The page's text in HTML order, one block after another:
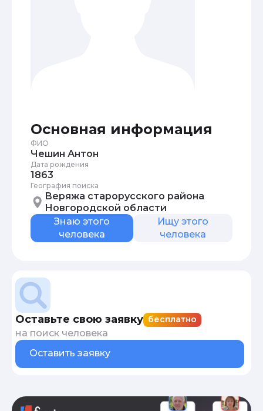
Основная информация
ФИО
Чешин Антон
Дата рождения
1863
География поиска
Веряжа старорусского района
Новгородской области
Знаю этого
человека
Ищу этого
человека
Оставьте свою заявку бесплатно
на поиск человека
Оставить заявку